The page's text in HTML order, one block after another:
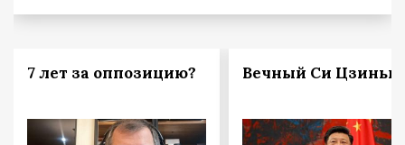
7 лет за оппозицию? Вечный Си